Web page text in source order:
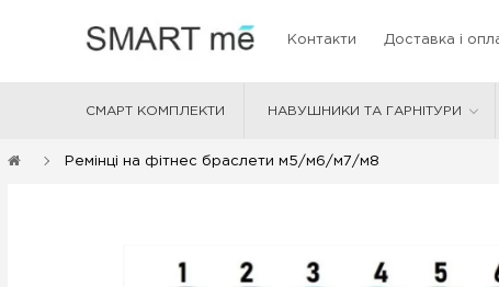
Контакти Доставка і
СМАРТ КОМПЛЕКТИ НАВУШНИКИ ТА ГАРНІТУРИ
Ремінці на фітнес браслети м5/м6/м7/м8